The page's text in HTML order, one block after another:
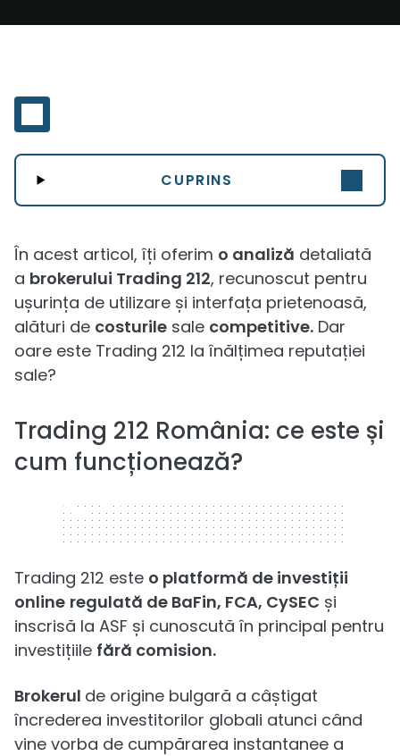
CUPRINS
În acest articol, îți oferim o analiză detaliată
a brokerului Trading 212, recunoscut pentru
ușurința de utilizare și interfața prietenoasă,
alături de costurile sale competitive. Dar
oare este Trading 212 la înălțimea reputației
sale?
Trading 212 România: ce este și
cum funcționează?
320 x 50
Trading 212 este o platformă de investiții
online regulată de BaFin, FCA, CySEC și
inscrisă la ASF și cunoscută în principal pentru
investițiile fără comision.
Brokerul de origine bulgară a câștigat
încrederea investitorilor globali atunci când
vine vorba de cumpărarea instantanee a